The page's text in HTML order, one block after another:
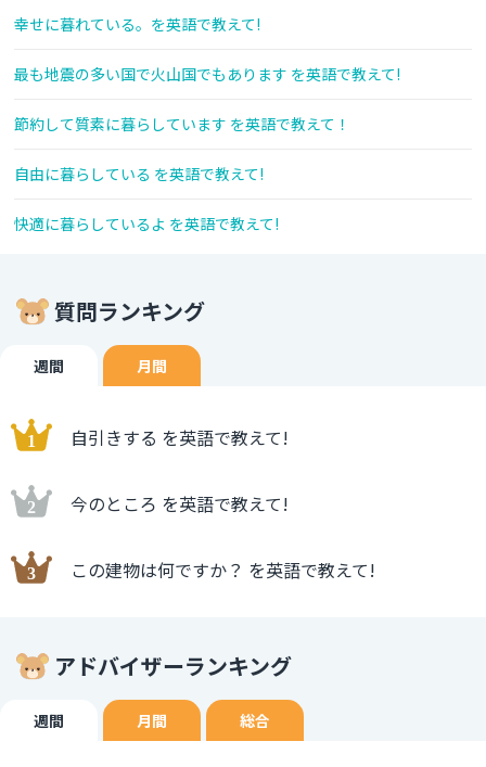
幸せに暮れている。を英語で教えて!
最も地震の多い国で火山国でもあります を英語で教えて!
節約して質素に暮らしています を英語で教えて！
自由に暮らしている を英語で教えて!
快適に暮らしているよ を英語で教えて!
質問ランキング
週間 月間
自引きする を英語で教えて!
今のところ を英語で教えて!
この建物は何ですか？ を英語で教えて!
アドバイザーランキング
週間 月間 総合